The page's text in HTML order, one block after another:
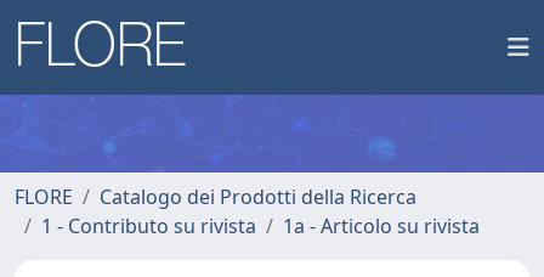
FLORE
Catalogo dei Prodotti della Ricerca
1 - Contributo su rivista
1a - Articolo su rivista